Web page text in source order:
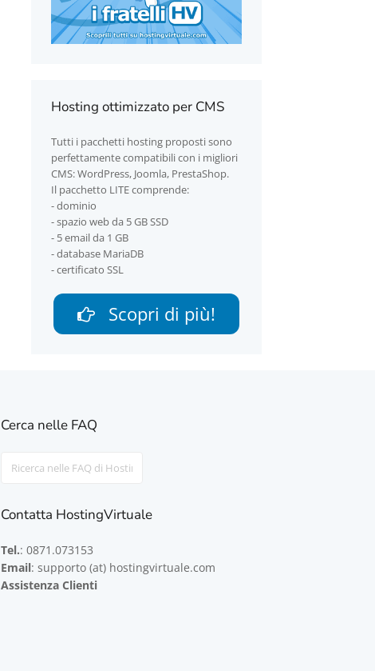
Hosting ottimizzato per CMS
Tutti i pacchetti hosting proposti sono
perfettamente compatibili con i migliori
CMS: WordPress, Joomla, PrestaShop.
Il pacchetto LITE comprende:
- dominio
- spazio web da 5 GB SSD
- 5 email da 1 GB
- database MariaDB
- certificato SSL
Scopri di più!
Cerca nelle FAQ
Contatta HostingVirtuale
Tel.: 0871.073153
Email: supporto (at) hostingvirtuale.com
Assistenza Clienti